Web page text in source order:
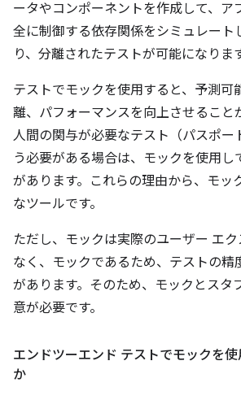
ータやコンポーネントを作成して、ア
全に制御する依存関係をシミュレート
り、分離されたテストが可能になります
テストでモックを使用すると、予測可
離、パフォーマンスを向上させること
人間の関与が必要なテスト（パスポー
う必要がある場合は、モックを使用し
があります。これらの理由から、モッ
なツールです。
ただし、モックは実際のユーザー エ
なく、モックであるため、テストの精
があります。そのため、モックとスタ
意が必要です。
エンドツーエンド テストでモックを
か